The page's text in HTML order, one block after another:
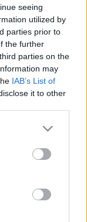
seeing
utilized by
parties prior to
the further
parties on the
may
IAB’s List of
it to other
more Google
may click to
party tags to
below Google
- így
hanem azt
a monacói